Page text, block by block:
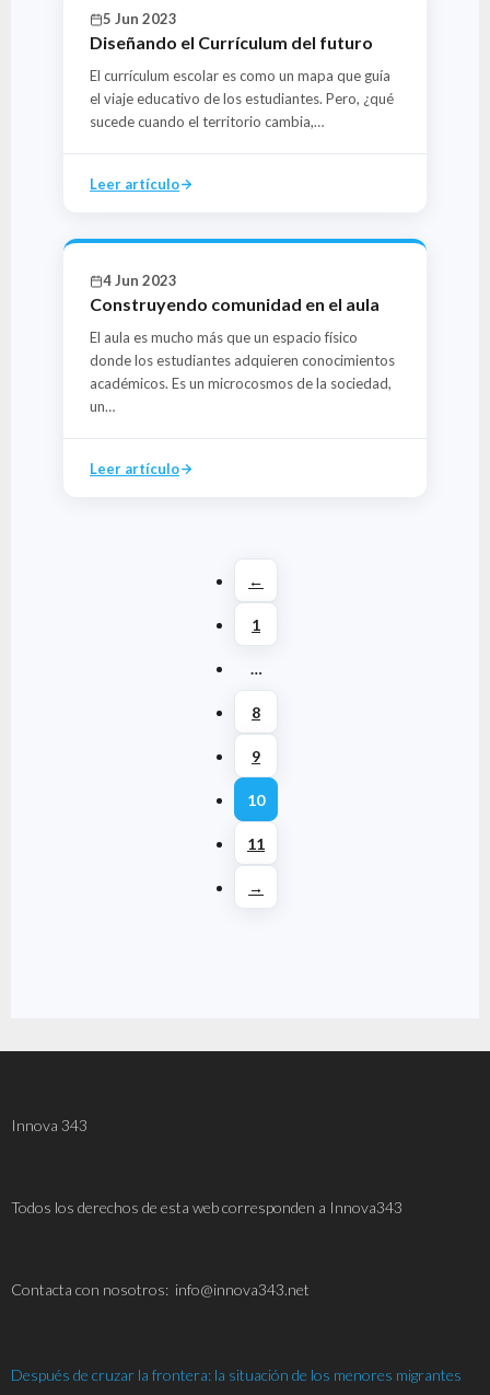
5 Jun 2023
Diseñando el Currículum del futuro
El currículum escolar es como un mapa que guía
el viaje educativo de los estudiantes. Pero, ¿qué
sucede cuando el territorio cambia,…
Leer artículo
4 Jun 2023
Construyendo comunidad en el aula
El aula es mucho más que un espacio físico
donde los estudiantes adquieren conocimientos
académicos. Es un microcosmos de la sociedad,
un…
Leer artículo
←
1
…
8
9
10
11
→
Innova 343
Todos los derechos de esta web corresponden a Innova343
Contacta con nosotros: info@innova343.net
Después de cruzar la frontera: la situación de los menores migrantes